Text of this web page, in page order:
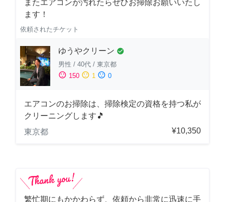
またエアコンが汚れたらぜひお掃除お願いいたし
ます！
依頼されたチケット
ゆうやクリーン check_circle
男性 / 40代 / 東京都
sentiment_satisfied 150 sentiment_neutral 1 sentiment_dissatisfied 0
エアコンのお掃除は、掃除検定の資格を持つ私が
クリーニングします🎵
東京都
¥10,350
繁忙期にもかかわらず、依頼から非常に迅速に手